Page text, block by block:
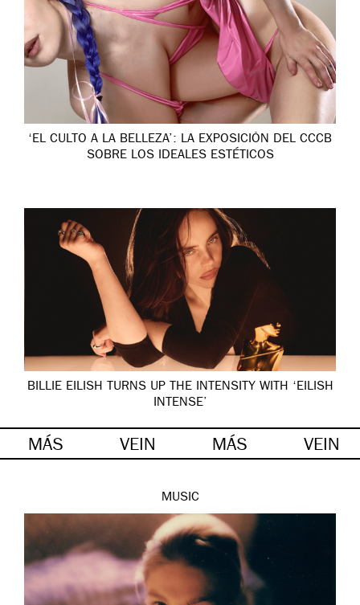
‘EL CULTO A LA BELLEZA’: LA EXPOSICIÓN DEL CCCB
SOBRE LOS IDEALES ESTÉTICOS
BILLIE EILISH TURNS UP THE INTENSITY WITH ‘EILISH
INTENSE’
MÁS VEIN MÁS VEIN
MUSIC